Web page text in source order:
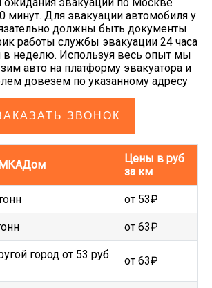
минут. Для эвакуации автомобиля у
должны быть документы
работы службы эвакуации 24 часа
в неделю. Используя весь опыт мы
авто на платформу эвакуатора и
довезем по указанному адресу
ЗВОНОК
МКАДом
Цены в руб
за км
от 53₽
от 63₽
город от 53 руб
от 63₽